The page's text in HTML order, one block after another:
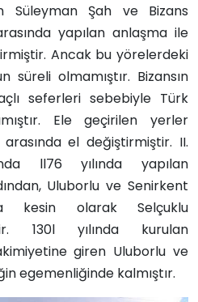
Süleyman Şah ve Bizans
yapılan anlaşma ile
Ancak bu yörelerdeki
süreli olmamıştır. Bizansın
seferleri sebebiyle Türk
Ele geçirilen yerler
arasında el değiştirmiştir. II.
ll76 yılında yapılan
Uluborlu ve Senirkent
kesin olarak Selçuklu
130l yılında kurulan
giren Uluborlu ve
egemenliğinde kalmıştır.